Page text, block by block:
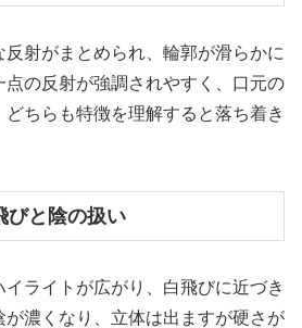
射がまとめられ、輪郭が滑らかに
点の反射が強調されやすく、口元の
ちらも特徴を理解すると落ち着き
びと陰の扱い
ライトが広がり、白飛びに近づき
が濃くなり、立体は出ますが硬さが